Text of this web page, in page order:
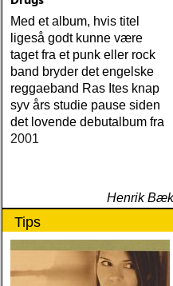
Med et album, hvis titel
ligeså godt kunne være
taget fra et punk eller rock
band bryder det engelske
reggaeband Ras Ites knap
syv års studie pause siden
det lovende debutalbum fra
2001
Henrik Bæk
Tips